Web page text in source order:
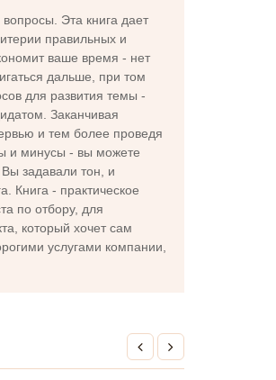
Эта книга дает
правильных и
ваше время - нет
дальше, при том
для развития темы -
Заканчивая
и тем более проведя
и минусы - вы можете
задавали тон, и
Книга - практическое
по отбору, для
который хочет сам
услугами компании,